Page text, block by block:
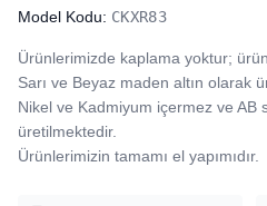
Model Kodu: CKXR83
Ürünlerimizde kaplama yoktur;
Sarı ve Beyaz maden altın olarak
Nikel ve Kadmiyum içermez ve AB
üretilmektedir.
Ürünlerimizin tamamı el yapımıdır.